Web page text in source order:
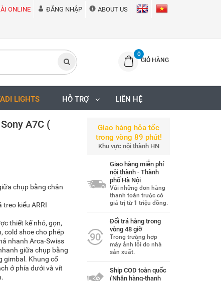
ONLINE ĐĂNG NHẬP ABOUT US
0
GIỎ HÀNG
LIGHTS HỖ TRỢ LIÊN HỆ
A7C (
chụp bằng chân
treo kiểu ARRI
thiết kế nhỏ, gọn,
cold shoe cho phép
nhanh Arca-Swiss
giữa chụp bằng
gimbal. Khung cố
ở phía dưới và vít
Giao hàng hỏa tốc
trong vòng 89 phút!
Khu vực nội thành HN
Giao hàng miễn phí
nội thành - Thành
phố Hà Nội
Với những đơn hàng
thanh toán trước có
giá trị từ 1 triệu đồng.
Đổi trả hàng trong
vòng 48 giờ
Trong trường hợp
máy ảnh lỗi do nhà
sản xuất.
Ship COD toàn quốc
(Nhận hàng-thanh